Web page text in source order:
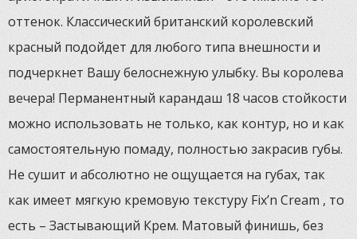
оттенок. Классический британский королевский
красный подойдет для любого типа внешности и
подчеркнет Вашу белоснежную улыбку. Вы королева
вечера! Перманентный карандаш 18 часов стойкости
можно использовать не только, как контур, но и как
самостоятельную помаду, полностью закрасив губы.
Не сушит и абсолютно не ощущается на губах, так
как имеет мягкую кремовую текстуру Fix’n Cream , то
есть – Застывающий Крем. Матовый финишь, без